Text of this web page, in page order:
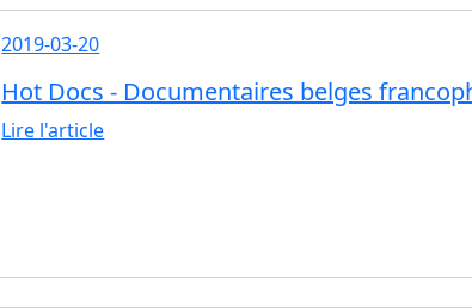
2019-03-20
Hot Docs - Documentaires belges
Lire l'article